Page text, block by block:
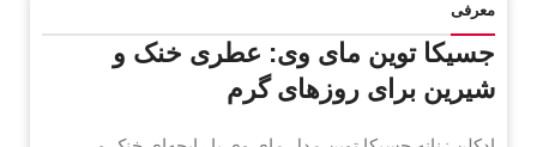
معرفی
جسیکا توین مای وی: عطری خنک و
شیرین برای روزهای گرم